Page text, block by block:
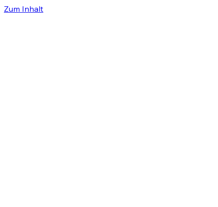
Zum Inhalt